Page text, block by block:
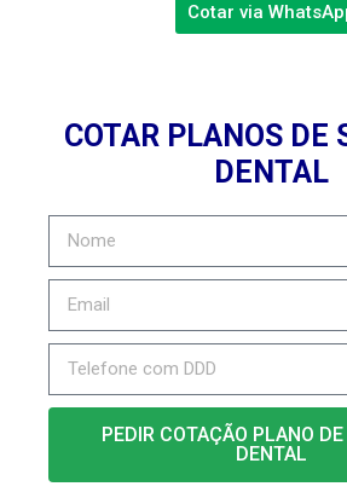
Cotar via
COTAR PLANOS DE
DENTAL
PEDIR COTAÇÃO PLANO
DENTAL